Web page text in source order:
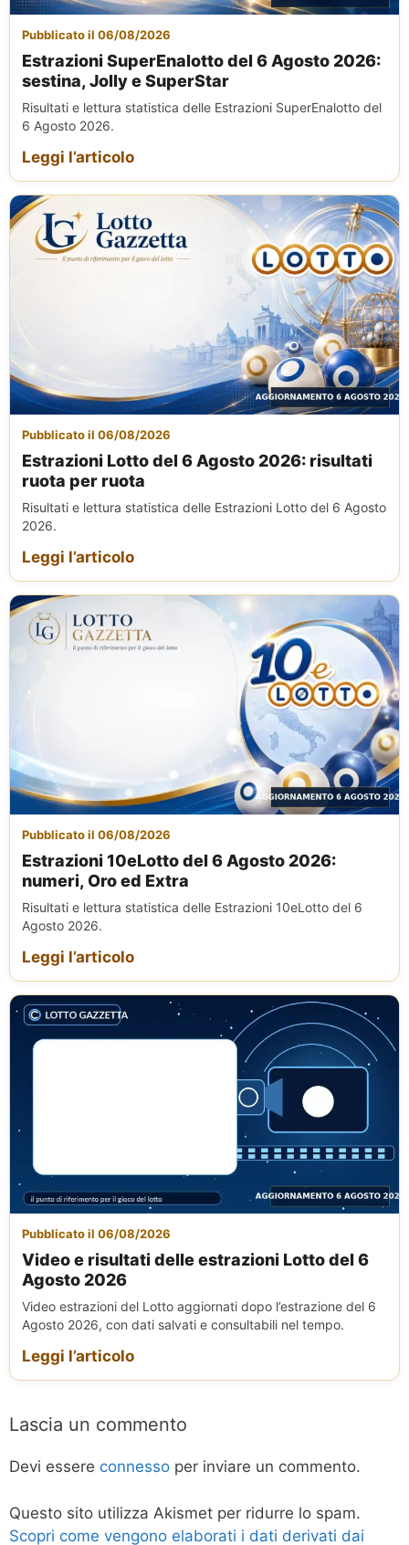
Pubblicato il 06/08/2026
Estrazioni SuperEnalotto del 6 Agosto 2026:
sestina, Jolly e SuperStar
Risultati e lettura statistica delle Estrazioni SuperEnalotto del
6 Agosto 2026.
Leggi l’articolo
Pubblicato il 06/08/2026
Estrazioni Lotto del 6 Agosto 2026: risultati
ruota per ruota
Risultati e lettura statistica delle Estrazioni Lotto del 6 Agosto
2026.
Leggi l’articolo
Pubblicato il 06/08/2026
Estrazioni 10eLotto del 6 Agosto 2026:
numeri, Oro ed Extra
Risultati e lettura statistica delle Estrazioni 10eLotto del 6
Agosto 2026.
Leggi l’articolo
Pubblicato il 06/08/2026
Video e risultati delle estrazioni Lotto del 6
Agosto 2026
Video estrazioni del Lotto aggiornati dopo l’estrazione del 6
Agosto 2026, con dati salvati e consultabili nel tempo.
Leggi l’articolo
Lascia un commento
Devi essere connesso per inviare un commento.
Questo sito utilizza Akismet per ridurre lo spam.
Scopri come vengono elaborati i dati derivati dai